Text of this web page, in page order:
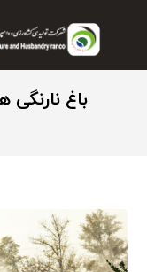
باغ نارنگی